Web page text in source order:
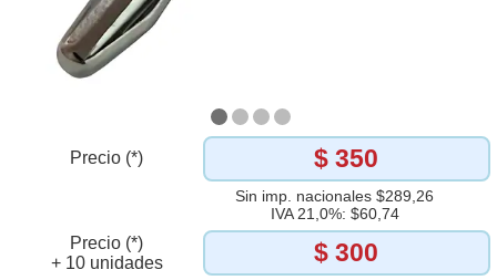
Precio (*) $ 350
Sin imp. nacionales $289,26
IVA 21,0%: $60,74
Precio (*)
+ 10 unidades
$ 300